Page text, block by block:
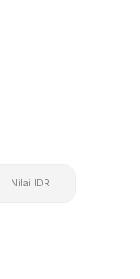
Nilai IDR